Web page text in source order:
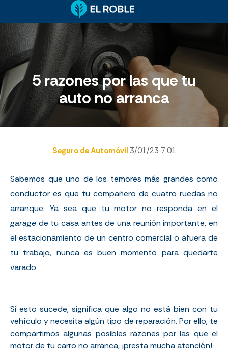
5 razones por las que tu
auto no arranca
Seguro de Automóvil 3/01/23 7:01
Sabemos que uno de los temores más grandes como
conductor es que tu compañero de cuatro ruedas no
arranque. Ya sea que tu motor no responda en el
garage de tu casa antes de una reunión importante, en
el estacionamiento de un centro comercial o afuera de
tu trabajo, nunca es buen momento para quedarte
varado.
Si esto sucede, significa que algo no está bien con tu
vehículo y necesita algún tipo de reparación. Por ello, te
compartimos algunas posibles razones por las que el
motor de tu carro no arranca, ¡presta mucha atención!